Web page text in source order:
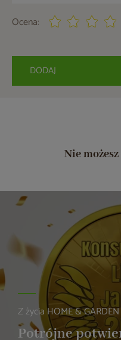
Ocena:
DODAJ
Nie
Z życia HOME & GARDEN
Potrójne